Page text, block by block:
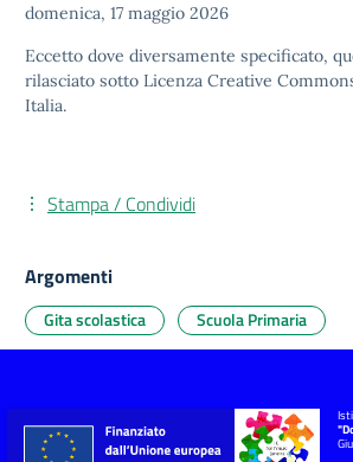
domenica, 17 maggio 2026
Eccetto dove diversamente specificato,
rilasciato sotto Licenza Creative
Italia.
Stampa / Condividi
Argomenti
Gita scolastica Scuola Primaria